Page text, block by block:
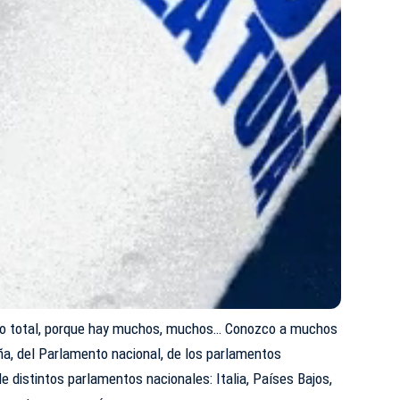
total, porque hay muchos, muchos… Conozco a muchos
del Parlamento nacional, de los parlamentos
distintos parlamentos nacionales: Italia, Países Bajos,